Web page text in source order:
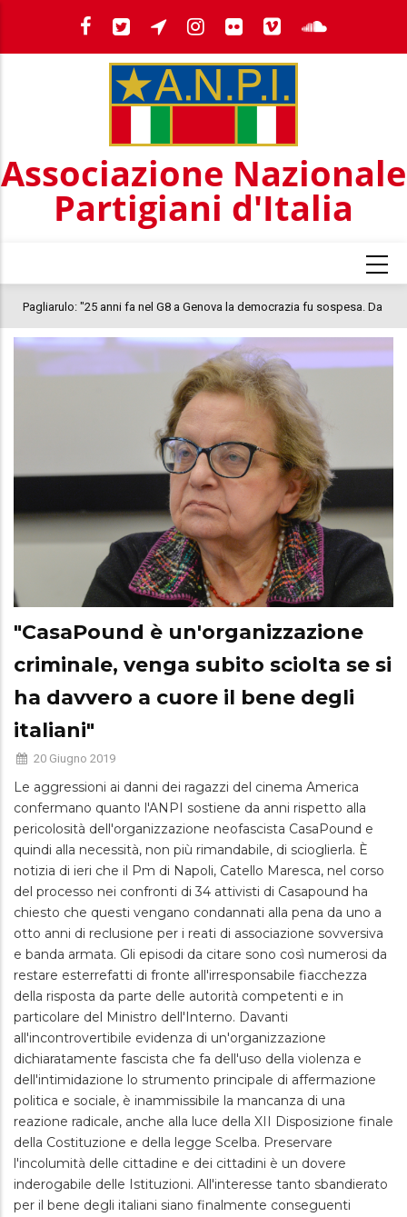
contenuto
Associazione Nazionale
Partigiani d'Italia
anni fa nel G8 a Genova la democrazia fu sospesa. Da
di Abderrahim Fakir"
IL 25 LUGLIO, IN
"CasaPound è un'organizzazione
criminale, venga subito sciolta se si
ha davvero a cuore il bene degli
italiani"
20 Giugno 2019
Le aggressioni ai danni dei ragazzi del cinema America
confermano quanto l'ANPI sostiene da anni rispetto alla
pericolosità dell'organizzazione neofascista CasaPound e
quindi alla necessità, non più rimandabile, di scioglierla. È
notizia di ieri che il Pm di Napoli, Catello Maresca, nel corso
del processo nei confronti di 34 attivisti di Casapound ha
chiesto che questi vengano condannati alla pena da uno a
otto anni di reclusione per i reati di associazione sovversiva
e banda armata. Gli episodi da citare sono così numerosi da
restare esterrefatti di fronte all'irresponsabile fiacchezza
della risposta da parte delle autorità competenti e in
particolare del Ministro dell'Interno. Davanti
all'incontrovertibile evidenza di un'organizzazione
dichiaratamente fascista che fa dell'uso della violenza e
dell'intimidazione lo strumento principale di affermazione
politica e sociale, è inammissibile la mancanza di una
reazione radicale, anche alla luce della XII Disposizione finale
della Costituzione e della legge Scelba. Preservare
l'incolumità delle cittadine e dei cittadini è un dovere
inderogabile delle Istituzioni. All'interesse tanto sbandierato
per il bene degli italiani siano finalmente conseguenti